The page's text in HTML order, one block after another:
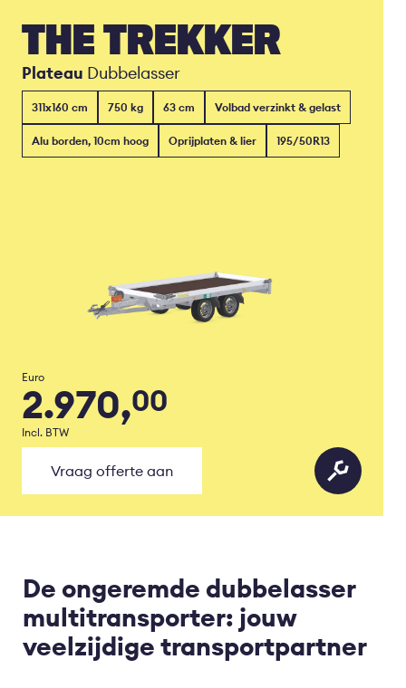
THE TREKKER
Plateau Dubbelasser
311x160 cm 750 kg 63 cm Volbad verzinkt & gelast
Alu borden, 10cm hoog Oprijplaten & lier 195/50R13
Euro
2.970,00
Incl. BTW
Vraag offerte aan
De ongeremde dubbelasser
multitransporter: jouw
veelzijdige transportpartner